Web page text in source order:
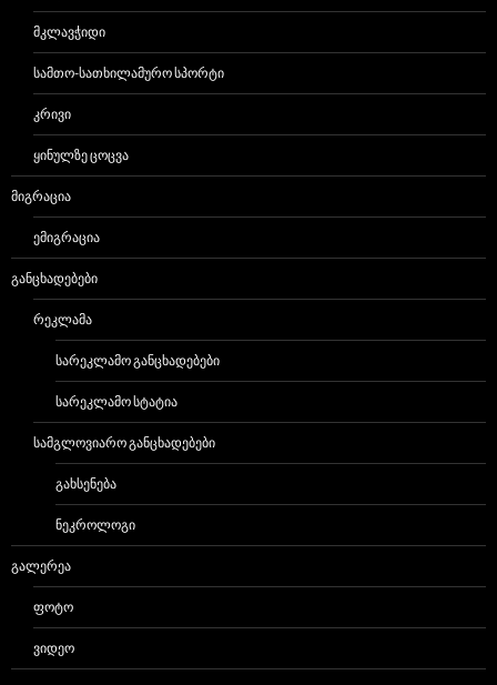
ᲛᲙᲚᲐᲕᲭᲘᲓᲘ
ᲡᲐᲛᲗᲝ-ᲡᲐᲗᲮᲘᲚᲐᲛᲣᲠᲝ ᲡᲞᲝᲠᲢᲘ
ᲙᲠᲘᲕᲘ
ᲧᲘᲜᲣᲚᲖᲔ ᲪᲝᲪᲕᲐ
ᲛᲘᲒᲠᲐᲪᲘᲐ
ᲔᲛᲘᲒᲠᲐᲪᲘᲐ
ᲒᲐᲜᲪᲮᲐᲓᲔᲑᲔᲑᲘ
ᲠᲔᲙᲚᲐᲛᲐ
ᲡᲐᲠᲔᲙᲚᲐᲛᲝ ᲒᲐᲜᲪᲮᲐᲓᲔᲑᲔᲑᲘ
ᲡᲐᲠᲔᲙᲚᲐᲛᲝ ᲡᲢᲐᲢᲘᲐ
ᲡᲐᲛᲒᲚᲝᲕᲘᲐᲠᲝ ᲒᲐᲜᲪᲮᲐᲓᲔᲑᲔᲑᲘ
ᲒᲐᲮᲡᲔᲜᲔᲑᲐ
ᲜᲔᲙᲠᲝᲚᲝᲒᲘ
ᲒᲐᲚᲔᲠᲔᲐ
ᲤᲝᲢᲝ
ᲕᲘᲓᲔᲝ